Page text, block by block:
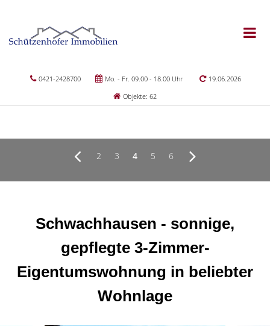
0421-2428700 Mo. - Fr. 09.00 - 18.00 Uhr
19.06.2026
Objekte: 62
2 3 4 5 6
Schwachhausen - sonnige,
gepflegte 3-Zimmer-
Eigentumswohnung in beliebter
Wohnlage